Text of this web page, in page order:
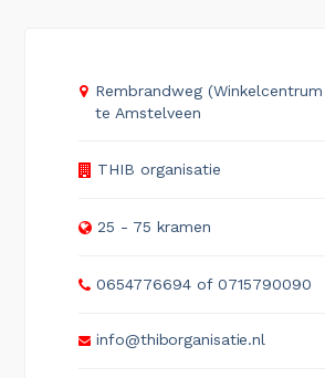
Rembrandweg
te Amstelveen
THIB organisatie
25 - 75 kramen
0654776694 of 0715790090
info@thiborganisatie.nl